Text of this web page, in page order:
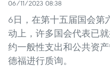
06/11/2023 08:38
6日，在第十五届国会第
动上，许多国会代表已
约一般性支出和公共资
德福进行质询。